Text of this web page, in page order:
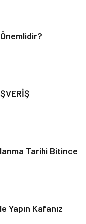
Kültür
Önemlidir?
Tarihi Bitince
Yapın Kafanız